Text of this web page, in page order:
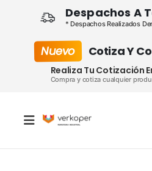
Despachos A
* Despachos Realizados
Nuevo Cotiza Y
Realiza Tu Cotización
Compra y cotiza cualquier